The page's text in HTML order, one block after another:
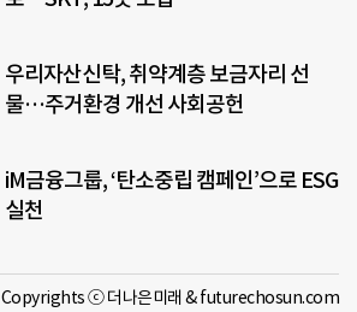
우리자산신탁, 취약계층 보금자리 선
물…주거환경 개선 사회공헌
iM금융그룹, ‘탄소중립 캠페인’으로 ESG
실천
Copyrights ⓒ 더나은미래 & futurechosun.com